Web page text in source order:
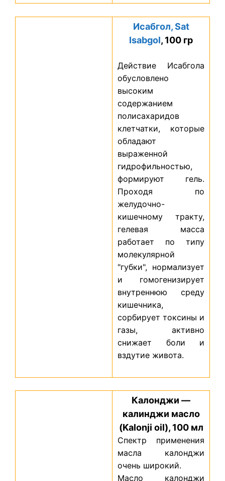
Исабгол, Sat
Isabgol, 100 гр
Действие Исабгола
обусловлено
высоким
содержанием
полисахаридов
клетчатки, которые
обладают
выраженной
гидрофильностью,
формируют гель.
Проходя по
желудочно-
кишечному тракту,
гелевая масса
работает по типу
молекулярной
"губки", нормализует
и гомогенизирует
внутреннюю среду
кишечника,
сорбирует токсины и
газы, активно
снижает боли и
вздутие живота.
Калонджи —
калинджи масло
(Kalonji oil), 100 мл
Cпектр применения
масла калонджи
очень широкий.
Масло калонджи